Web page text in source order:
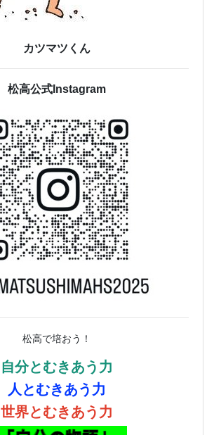
カツマツくん
松高公式Instagram
松高で培おう！
自分とむきあう力
人とむきあう力
世界とむきあう力